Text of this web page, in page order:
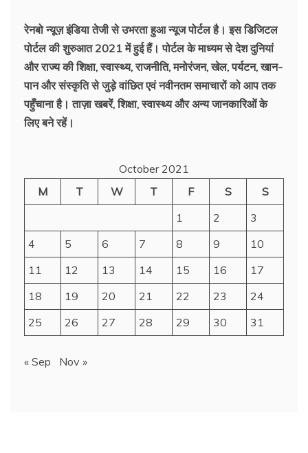
रेनबो न्यूज़ इंडिया तेजी से उभरता हुआ न्‍यूज पोर्टल है। इस डिजिटल
पोर्टल की शुरुआत 2021 में हुई हैं। पोर्टल के माध्यम से देश दुनियां
और राज्य की शिक्षा, स्वास्थ्य, राजनीति, मनोरंजन, खेल, पर्यटन, खान-
पान और संस्कृति से जुड़े वांछित एवं नवीनतम समाचारों को आप तक
पहुँचाना है। ताज़ा खबरें, शिक्षा, स्वास्थ्य और अन्य जानकारिओं के
लिए बने रहें।
October 2021
M
T W T F S
S
1
2
3
4
5 6 7 8 9
10
11
12 13 14 15 16
17
18
19 20 21 22 23
24
25
26 27 28 29 30 31
« Sep Nov »